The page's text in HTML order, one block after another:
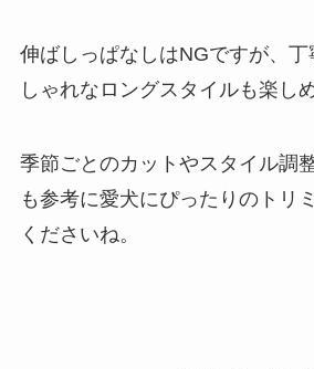
伸ばしっぱなしはNGですが、
しゃれなロングスタイルも楽し
季節ごとのカットやスタイル調
も参考に愛犬にぴったりのトリ
くださいね。